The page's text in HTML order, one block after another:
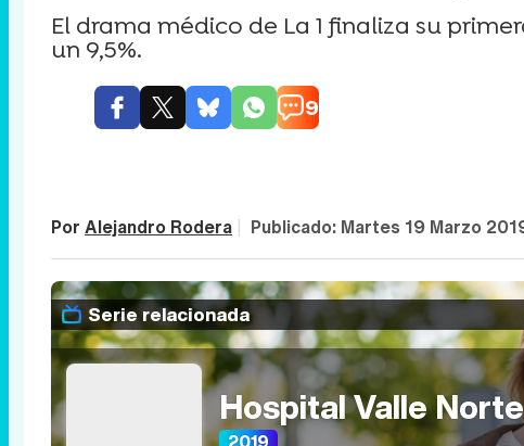
El drama médico de La 1 finaliza su
un 9,5%.
9
Por Alejandro Rodera | Publicado: Martes 19 Marzo
Serie relacionada
Hospital Valle Norte